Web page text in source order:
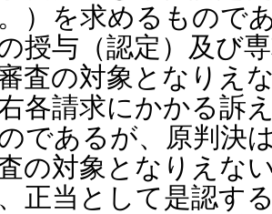
）を求めるもので
授与（認定）及び
査の対象となりえ
各請求にかかる訴
であるが、原判決
の対象となりえな
正当として是認す